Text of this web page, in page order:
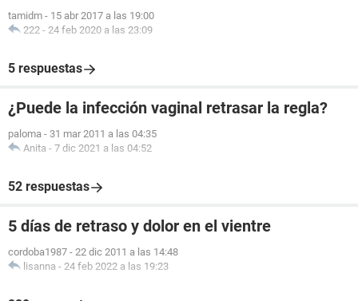
tamidm - 15 abr 2017 a las 19:00
222 - 24 feb 2020 a las 23:09
5 respuestas
¿Puede la infección vaginal retrasar la regla?
paloma - 31 mar 2011 a las 04:35
Anita - 7 dic 2021 a las 04:52
52 respuestas
5 días de retraso y dolor en el vientre
cordoba1987 - 22 dic 2011 a las 14:48
lisanna - 24 feb 2022 a las 19:23